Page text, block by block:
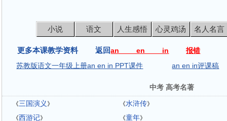
小说 语文 人生感悟 心灵鸡汤 名人名言
更多本课教学资料 返回an en in
报错
苏教版语文一年级上册an en in PPT课件
an en in评课稿
中考 高考名著
《三国演义 》 《水浒传》
《西游记》 《童年》